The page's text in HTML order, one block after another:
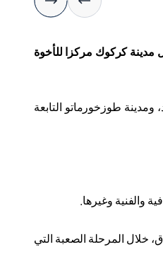
مدينة كركوك مركزا للأخوة
طوزخورماتو التابعة
والفنية وغيرها
خلال المرحلة الصعبة التي